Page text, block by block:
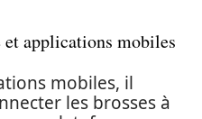
et applications mobiles
mobiles, il
les brosses à